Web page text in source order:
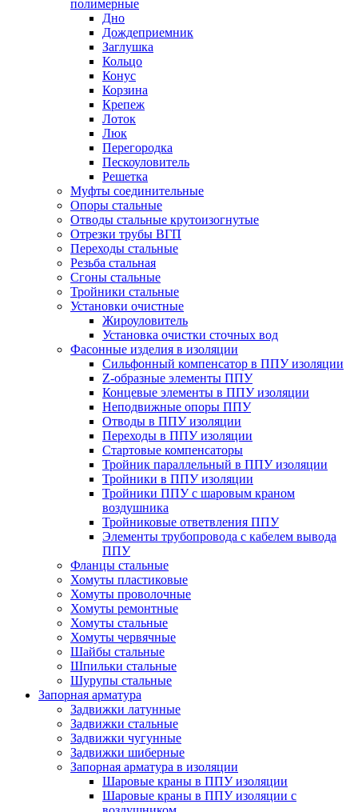
полимерные
Дно
Дождеприемник
Заглушка
Кольцо
Конус
Корзина
Крепеж
Лоток
Люк
Перегородка
Пескоуловитель
Решетка
Муфты соединительные
Опоры стальные
Отводы стальные крутоизогнутые
Отрезки трубы ВГП
Переходы стальные
Резьба стальная
Сгоны стальные
Тройники стальные
Установки очистные
Жироуловитель
Установка очистки сточных вод
Фасонные изделия в изоляции
Cильфонный компенсатор в ППУ изоляции
Z-образные элементы ППУ
Концевые элементы в ППУ изоляции
Неподвижные опоры ППУ
Отводы в ППУ изоляции
Переходы в ППУ изоляции
Стартовые компенсаторы
Тройник параллельный в ППУ изоляции
Тройники в ППУ изоляции
Тройники ППУ с шаровым краном
воздушника
Тройниковые ответвления ППУ
Элементы трубопровода с кабелем вывода
ППУ
Фланцы стальные
Хомуты пластиковые
Хомуты проволочные
Хомуты ремонтные
Хомуты стальные
Хомуты червячные
Шайбы стальные
Шпильки стальные
Шурупы стальные
Запорная арматура
Задвижки латунные
Задвижки стальные
Задвижки чугунные
Задвижки шиберные
Запорная арматура в изоляции
Шаровые краны в ППУ изоляции
Шаровые краны в ППУ изоляции с